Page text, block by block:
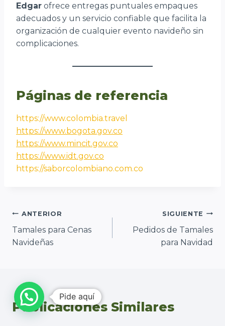
Edgar ofrece entregas puntuales empaques
adecuados y un servicio confiable que facilita la
organización de cualquier evento navideño sin
complicaciones.
Páginas de referencia
https://www.colombia.travel
https://www.bogota.gov.co
https://www.mincit.gov.co
https://www.idt.gov.co
https://saborcolombiano.com.co
Navegación
de
ANTERIOR
Tamales para Cenas
Navideñas
SIGUIENTE
Pedidos de Tamales
para Navidad
Publicaciones Similares
Pide aquí